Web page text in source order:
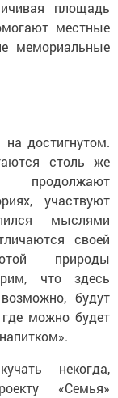
площадь
местные
мемориальные
на достигнутом.
столь же
участвуют
мыслями
своей
природы
что здесь
будут
можно будет
некогда,
«Семья»